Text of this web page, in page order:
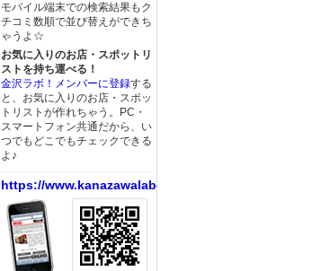
モバイル端末での検索結果もク
チコミ数順で並び替えができち
ゃうよ☆
お気に入りのお店・スポットリ
ストを持ち運べる！
金沢ラボ！メンバーに登録する
と、お気に入りのお店・スポッ
トリストが作れちゃう。PC・
スマートフォン共通だから、い
つでもどこでもチェックできる
よ♪
https://www.kanazawalabo.net/